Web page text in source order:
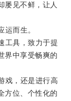
屡见不鲜，让人
而生。
具，致力于提
界中享受畅爽的
，还是进行高
方位、个性化的